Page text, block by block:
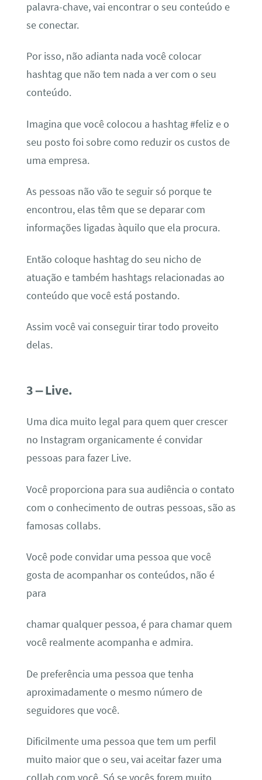
palavra-chave, vai encontrar o seu conteúdo e
se conectar.
Por isso, não adianta nada você colocar
hashtag que não tem nada a ver com o seu
conteúdo.
Imagina que você colocou a hashtag #feliz e o
seu posto foi sobre como reduzir os custos de
uma empresa.
As pessoas não vão te seguir só porque te
encontrou, elas têm que se deparar com
informações ligadas àquilo que ela procura.
Então coloque hashtag do seu nicho de
atuação e também hashtags relacionadas ao
conteúdo que você está postando.
Assim você vai conseguir tirar todo proveito
delas.
3 – Live.
Uma dica muito legal para quem quer crescer
no Instagram organicamente é convidar
pessoas para fazer Live.
Você proporciona para sua audiência o contato
com o conhecimento de outras pessoas, são as
famosas collabs.
Você pode convidar uma pessoa que você
gosta de acompanhar os conteúdos, não é
para
chamar qualquer pessoa, é para chamar quem
você realmente acompanha e admira.
De preferência uma pessoa que tenha
aproximadamente o mesmo número de
seguidores que você.
Dificilmente uma pessoa que tem um perfil
muito maior que o seu, vai aceitar fazer uma